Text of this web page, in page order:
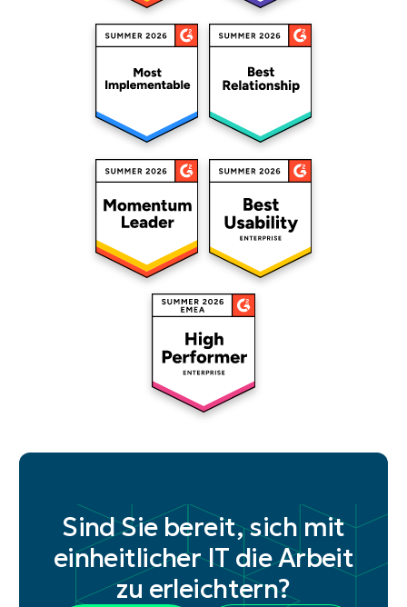
Sind Sie bereit, sich mit
einheitlicher IT die Arbeit
zu erleichtern?